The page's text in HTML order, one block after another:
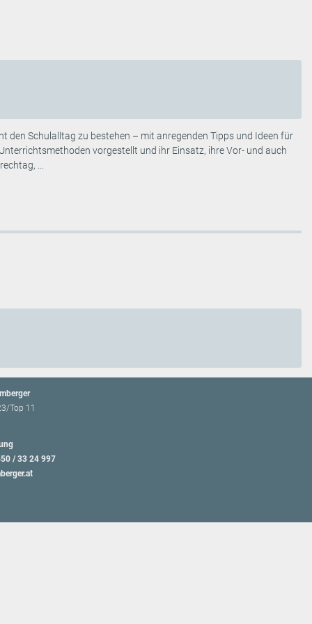
den Schulalltag zu bestehen – mit anregenden Tipps und Ideen für
vorgestellt und ihr Einsatz, ihre Vor- und auch
...
Top 11
/ 33 24 997